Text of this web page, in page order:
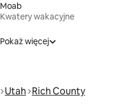
Moab
Kwatery wakacyjne
Pokaż więcej
Utah Rich County